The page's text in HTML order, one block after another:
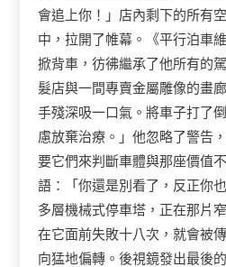
會追上你！」店內剩下的所有
中，拉開了帷幕。《平行泊車
掀背車，彷彿繼承了他所有的
髮店與一間專賣金屬雕像的畫
手殘深吸一口氣。將車子打了
慮放棄治療。」他忽略了警告
要它們來判斷車體與那座價值
語：「你還是別看了，反正你
多層機械式停車塔，正在那片
在它面前失敗十八次，就會被
向猛地偏轉。後視鏡發出最後